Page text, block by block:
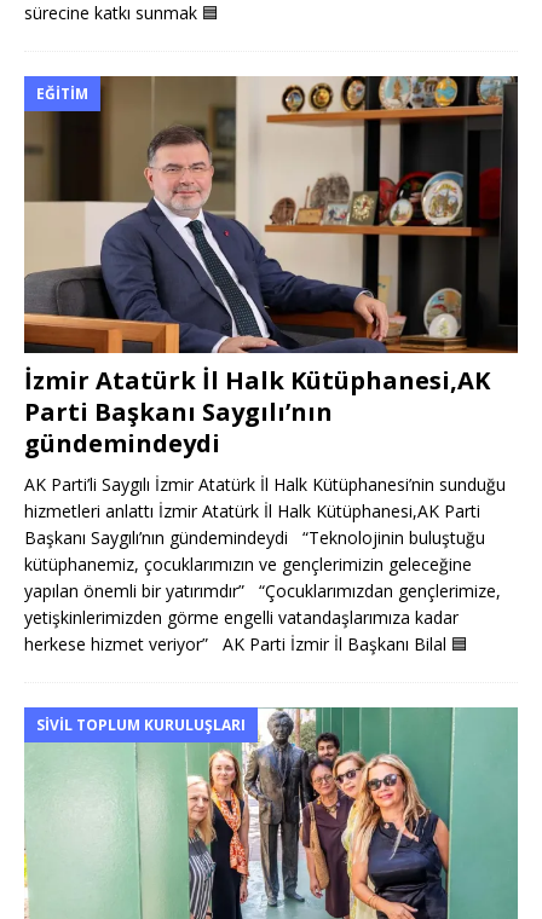
sürecine katkı sunmak 🟦
EĞITIM
İzmir Atatürk İl Halk Kütüphanesi,AK
Parti Başkanı Saygılı’nın
gündemindeydi
AK Parti’li Saygılı İzmir Atatürk İl Halk Kütüphanesi’nin sunduğu
hizmetleri anlattı İzmir Atatürk İl Halk Kütüphanesi,AK Parti
Başkanı Saygılı’nın gündemindeydi “Teknolojinin buluştuğu
kütüphanemiz, çocuklarımızın ve gençlerimizin geleceğine
yapılan önemli bir yatırımdır” “Çocuklarımızdan gençlerimize,
yetişkinlerimizden görme engelli vatandaşlarımıza kadar
herkese hizmet veriyor” AK Parti İzmir İl Başkanı Bilal 🟦
SIVIL TOPLUM KURULUŞLARI